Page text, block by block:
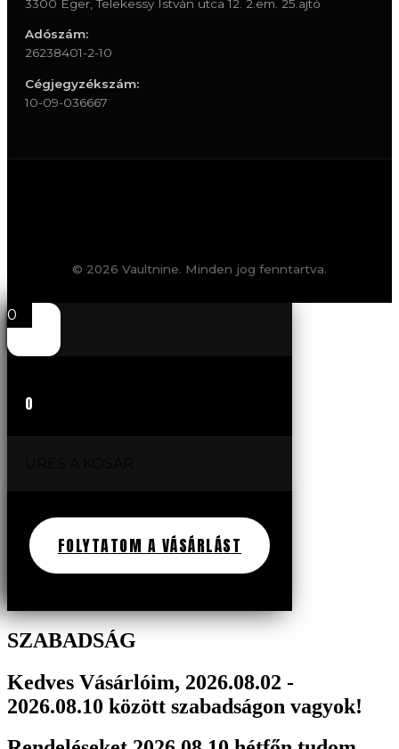
3300 Eger, Telekessy István utca 12. 2.em. 25.ajtó
Adószám:
26238401-2-10
Cégjegyzékszám:
10-09-036667
© 2026 Vaultnine. Minden jog fenntartva.
0
0
FOLYTATOM A VÁSÁRLÁST
SZABADSÁG
Kedves Vásárlóim, 2026.08.02 -
2026.08.10 között szabadságon vagyok!